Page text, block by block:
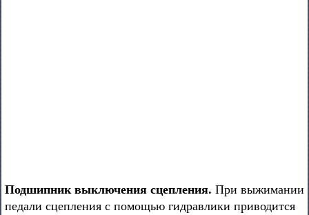
Подшипник выключения сцепления. При выжимании
педали сцепления с помощью гидравлики приводится